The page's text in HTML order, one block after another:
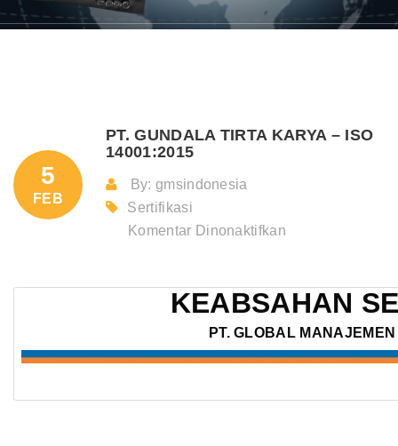
5
FEB
PT. GUNDALA TIRTA KARYA – ISO
14001:2015
By: gmsindonesia
Sertifikasi
Komentar Dinonaktifkan
TIRTA
ISO
KEABSAHAN
PT. GLOBAL